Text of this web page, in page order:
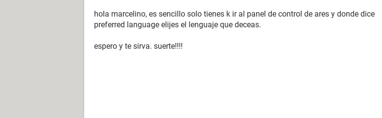
hola marcelino, es sencillo solo tienes k ir al panel de control de ares y donde dice
preferred language elijes el lenguaje que deceas.
espero y te sirva. suerte!!!!